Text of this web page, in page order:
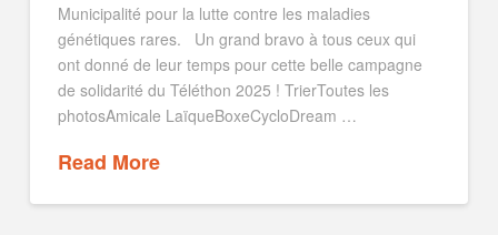
Municipalité pour la lutte contre les maladies
génétiques rares. Un grand bravo à tous ceux qui
ont donné de leur temps pour cette belle campagne
de solidarité du Téléthon 2025 ! TrierToutes les
photosAmicale LaïqueBoxeCycloDream …
Read More